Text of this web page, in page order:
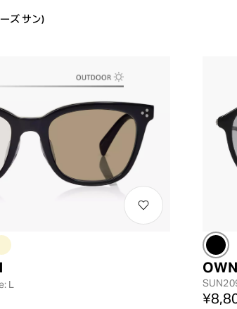
ズ サン)
L